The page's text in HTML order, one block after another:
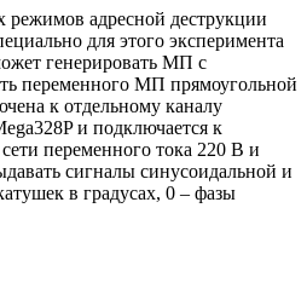
режимов адресной деструкции
для этого эксперимента
генерировать МП с
переменного МП прямоугольной
к отдельному каналу
и подключается к
переменного тока 220 В и
сигналы синусоидальной и
в градусах, 0 – фазы